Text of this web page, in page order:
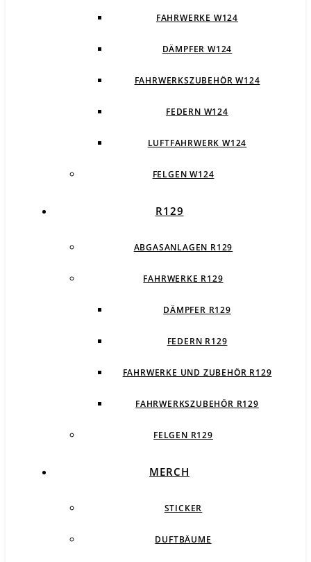
FAHRWERKE W124
DÄMPFER W124
FAHRWERKSZUBEHÖR W124
FEDERN W124
LUFTFAHRWERK W124
FELGEN W124
R129
ABGASANLAGEN R129
FAHRWERKE R129
DÄMPFER R129
FEDERN R129
FAHRWERKE UND ZUBEHÖR R129
FAHRWERKSZUBEHÖR R129
FELGEN R129
MERCH
STICKER
DUFTBÄUME